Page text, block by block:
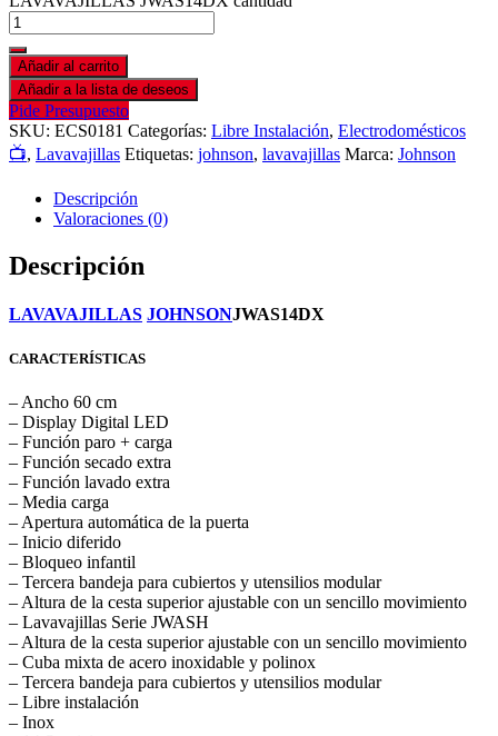
Añadir al carrito
Añadir a la lista de deseos
Pide Presupuesto
SKU: ECS0181 Categorías: Libre Instalación, Electrodomésticos
📺, Lavavajillas Etiquetas: johnson, lavavajillas Marca: Johnson
Descripción
Valoraciones (0)
Descripción
LAVAVAJILLAS JOHNSONJWAS14DX
CARACTERÍSTICAS
– Ancho 60 cm
– Display Digital LED
– Función paro + carga
– Función secado extra
– Función lavado extra
– Media carga
– Apertura automática de la puerta
– Inicio diferido
– Bloqueo infantil
– Tercera bandeja para cubiertos y utensilios modular
– Altura de la cesta superior ajustable con un sencillo movimiento
– Lavavajillas Serie JWASH
– Altura de la cesta superior ajustable con un sencillo movimiento
– Cuba mixta de acero inoxidable y polinox
– Tercera bandeja para cubiertos y utensilios modular
– Libre instalación
– Inox